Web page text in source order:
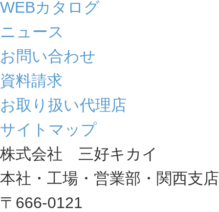
WEBカタログ
ニュース
お問い合わせ
資料請求
お取り扱い代理店
サイトマップ
株式会社 三好キカイ
本社・工場・営業部・関西支店
〒666-0121